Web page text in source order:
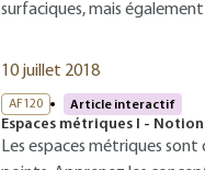
surfaciques, mais
10 juillet 2018
AF120 Article interactif
Espaces métriques I -
Les espaces métriques